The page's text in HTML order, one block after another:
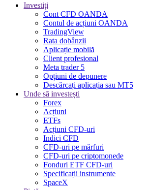
Investiți
Cont CFD OANDA
Contul de acțiuni OANDA
TradingView
Rata dobânzii
Aplicație mobilă
Client profesional
Meta trader 5
Opțiuni de depunere
Descărcați aplicația sau MT5
Unde să investești
Forex
Acțiuni
ETFs
Acțiuni CFD-uri
Indici CFD
CFD-uri pe mărfuri
CFD-uri pe criptomonede
Fonduri ETF CFD-uri
Specificații instrumente
SpaceX